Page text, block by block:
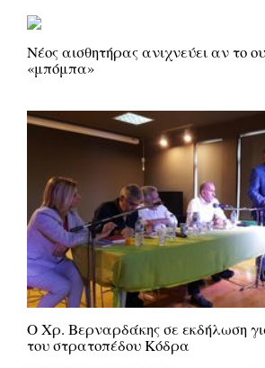
Νέος αισθητήρας ανιχνεύει αν το
«μπόμπα»
Ο Χρ. Βερναρδάκης σε εκδήλωση
του στρατοπέδου Κόδρα